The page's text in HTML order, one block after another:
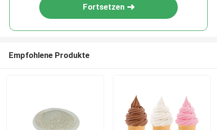
Fortsetzen
Empfohlene Produkte